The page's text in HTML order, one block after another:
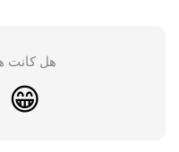
هل كانت
😁